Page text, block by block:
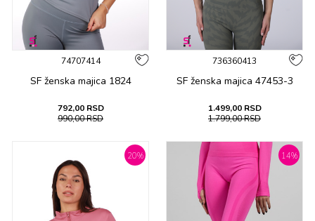
74707414
SF ženska majica 1824
792,00 RSD
990,00RSD
736360413
SF ženska majica 47453-3
1.499,00 RSD
1.799,00RSD
20% 14%